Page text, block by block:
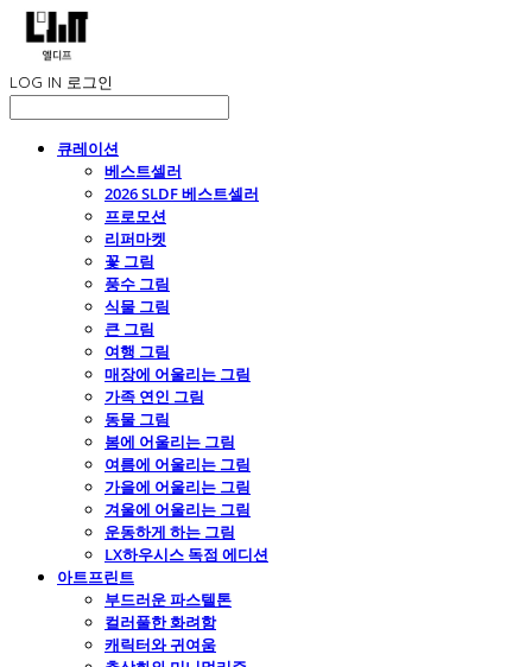
LOG IN 로그인
큐레이션
베스트셀러
2026 SLDF 베스트셀러
프로모션
리퍼마켓
꽃 그림
풍수 그림
식물 그림
큰 그림
여행 그림
매장에 어울리는 그림
가족 연인 그림
동물 그림
봄에 어울리는 그림
여름에 어울리는 그림
가을에 어울리는 그림
겨울에 어울리는 그림
운동하게 하는 그림
LX하우시스 독점 에디션
아트프린트
부드러운 파스텔톤
컬러풀한 화려함
캐릭터와 귀여움